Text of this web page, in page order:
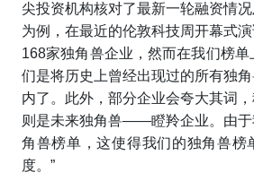
尖投资机构核对了最新一轮融资情
为例，在最近的伦敦科技周开幕式
168家独角兽企业，然而在我们榜
们是将历史上曾经出现过的所有独
内了。此外，部分企业会夸大其词
则是未来独角兽——瞪羚企业。由于
角兽榜单，这使得我们的独角兽榜
度。”